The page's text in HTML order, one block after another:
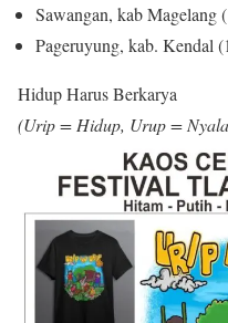
Sawangan, kab Magelang
Pageruyung, kab. Kendal
Hidup Harus Berkarya
(Urip = Hidup, Urup =